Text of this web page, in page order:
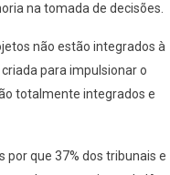
na tomada de decisões.
não estão integrados à
para impulsionar o
totalmente integrados e
que 37% dos tribunais e